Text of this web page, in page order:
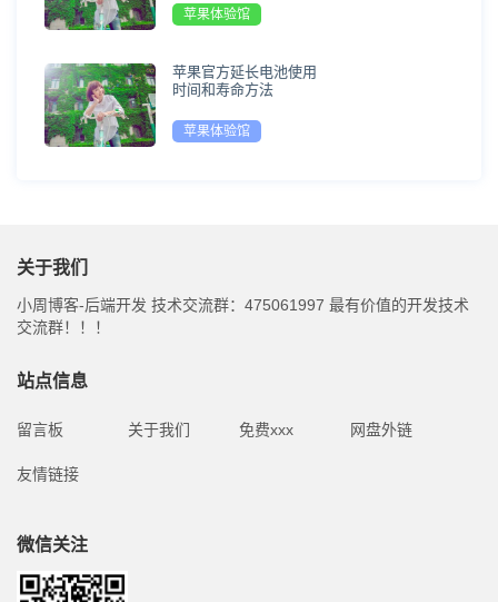
苹果体验馆
苹果官方延长电池使用
时间和寿命方法
苹果体验馆
关于我们
小周博客-后端开发 技术交流群：475061997 最有价值的开发技术
交流群！！！
站点信息
留言板 关于我们 免费xxx 网盘外链
友情链接
微信关注